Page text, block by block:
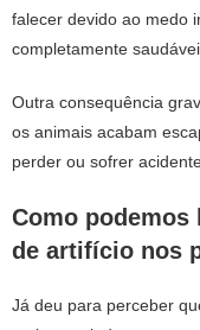
falecer devido ao medo
completamente
Outra consequência
os animais acabam
perder ou sofrer
Como
de artifício nos
Já deu para perceber